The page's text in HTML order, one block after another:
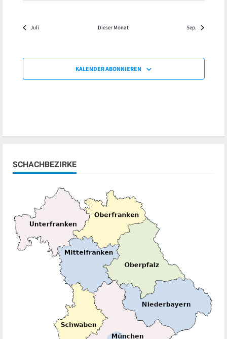
Juli Dieser Monat Sep.
KALENDER ABONNIEREN
SCHACHBEZIRKE